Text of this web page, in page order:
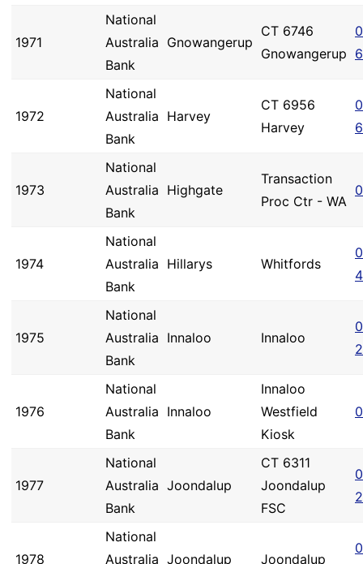
1971
National
Australia
Bank
Gnowangerup
CT 6746
Gnowangerup
1972
National
Australia
Bank
Harvey
CT 6956
Harvey
1973
National
Australia
Bank
Highgate
Transaction
Proc Ctr - WA
1974
National
Australia
Bank
Hillarys Whitfords
1975
National
Australia
Bank
Innaloo Innaloo
1976
National
Australia
Bank
Innaloo
Innaloo
Westfield
Kiosk
1977
National
Australia
Bank
Joondalup
CT 6311
Joondalup
FSC
1978
National
Australia Joondalup Joondalup